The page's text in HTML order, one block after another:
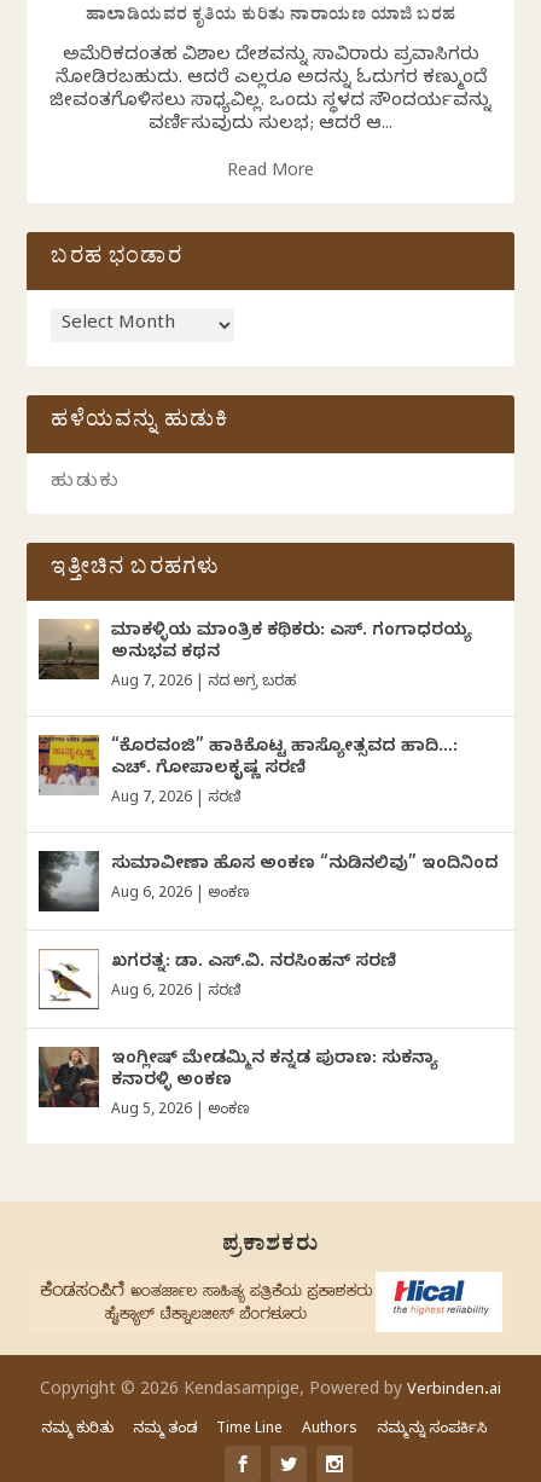
ಹಾಲಾಡಿಯವರ ಕೃತಿಯ ಕುರಿತು ನಾರಾಯಣ ಯಾಜಿ ಬರಹ
ಅಮೆರಿಕದಂತಹ ವಿಶಾಲ ದೇಶವನ್ನು ಸಾವಿರಾರು ಪ್ರವಾಸಿಗರು
ನೋಡಿರಬಹುದು. ಆದರೆ ಎಲ್ಲರೂ ಅದನ್ನು ಓದುಗರ ಕಣ್ಮುಂದೆ
ಜೀವಂತಗೊಳಿಸಲು ಸಾಧ್ಯವಿಲ್ಲ. ಒಂದು ಸ್ಥಳದ ಸೌಂದರ್ಯವನ್ನು
ವರ್ಣಿಸುವುದು ಸುಲಭ; ಆದರೆ ಆ...
Read More
ಬರಹ ಭಂಡಾರ
ಹಳೆಯವನ್ನು ಹುಡುಕಿ
ಇತ್ತೀಚಿನ ಬರಹಗಳು
ಮಾಕಳ್ಳಿಯ ಮಾಂತ್ರಿಕ ಕಥಿಕರು: ಎಸ್. ಗಂಗಾಧರಯ್ಯ
ಅನುಭವ ಕಥನ
Aug 7, 2026 ದಿನದ ಅಗ್ರ ಬರಹ
“ಕೊರವಂಜಿ” ಹಾಕಿಕೊಟ್ಟ ಹಾಸ್ಯೋತ್ಸವದ ಹಾದಿ…:
ಎಚ್. ಗೋಪಾಲಕೃಷ್ಣ ಸರಣಿ
Aug 7, 2026 ಸರಣಿ
ಸುಮಾವೀಣಾ ಹೊಸ ಅಂಕಣ “ನುಡಿನಲಿವು” ಇಂದಿನಿಂದ
Aug 6, 2026 ಅಂಕಣ
ಖಗರತ್ನ: ಡಾ. ಎಸ್.ವಿ. ನರಸಿಂಹನ್‌‌ ಸರಣಿ
Aug 6, 2026 ಸರಣಿ
ಇಂಗ್ಲೀಷ್ ಮೇಡಮ್ಮಿನ ಕನ್ನಡ ಪುರಾಣ: ಸುಕನ್ಯಾ
ಕನಾರಳ್ಳಿ ಅಂಕಣ
Aug 5, 2026 ಅಂಕಣ
ಪ್ರಕಾಶಕರು
Copyright © 2026 Kendasampige, Powered by Verbinden.ai
ನಮ್ಮ ಕುರಿತು ನಮ್ಮ ತಂಡ Time Line Authors ನಮ್ಮನ್ನು ಸಂಪರ್ಕಿಸಿ